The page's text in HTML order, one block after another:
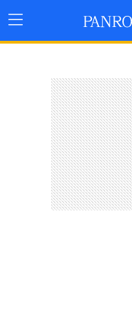
Menu
Principal